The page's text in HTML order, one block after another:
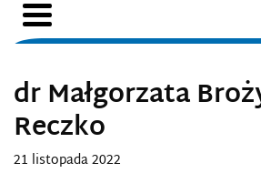
dr Małgorzata
Reczko
21 listopada 2022